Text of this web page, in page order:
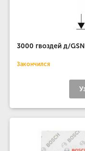
3000 гвоздей д/
Закончился